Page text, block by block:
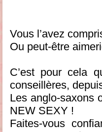
Vous l’avez
Ou peut-être
C’est pour cela
conseillères,
Les anglo-saxons
NEW SEXY !
Faites-vous